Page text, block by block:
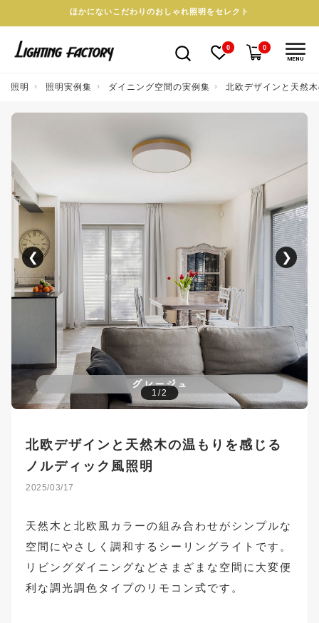
ほかにないこだわりのおしゃれ照明をセレクト
0 0
MENU
照明 照明実例集 ダイニング空間の実例集 北欧デザインと天然
1/2
❮ ❯
北欧デザインと天然木の温もりを感じる
ノルディック風照明
2025/03/17
天然木と北欧風カラーの組み合わせがシンプルな
空間にやさしく調和するシーリングライトです。
リビングダイニングなどさまざまな空間に大変便
利な調光調色タイプのリモコン式です。